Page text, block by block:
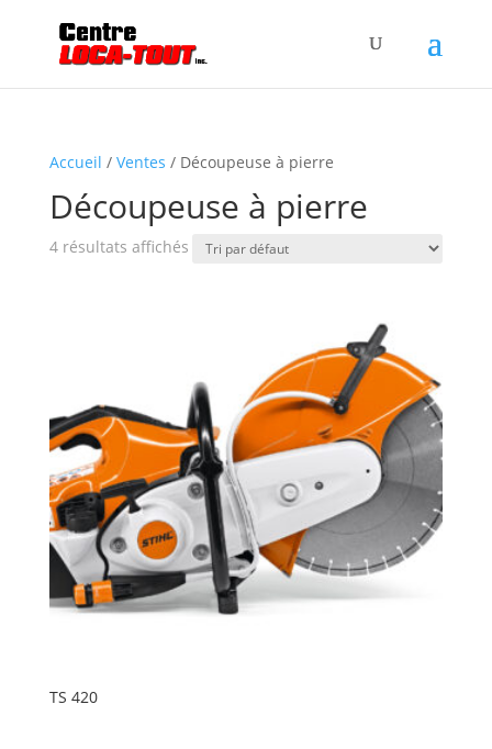
Accueil / Ventes / Découpeuse à pierre
Découpeuse à pierre
4 résultats affichés
TS 420